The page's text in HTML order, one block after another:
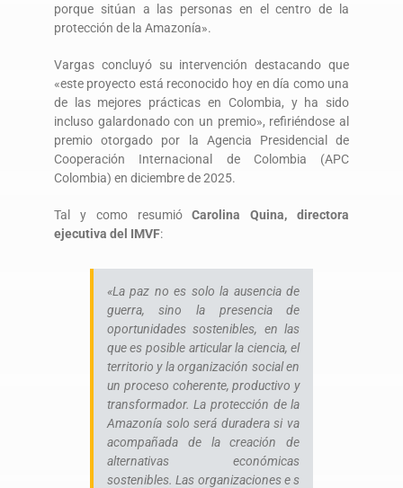
porque sitúan a las personas en el centro de la
protección de la Amazonía».
Vargas concluyó su intervención destacando que
«este proyecto está reconocido hoy en día como una
de las mejores prácticas en Colombia, y ha sido
incluso galardonado con un premio», refiriéndose al
premio otorgado por la Agencia Presidencial de
Cooperación Internacional de Colombia (APC
Colombia) en diciembre de 2025.
Tal y como resumióCarolina Quina, directora
ejecutiva del IMVF:
«La paz no es solo la ausencia de
guerra, sino la presencia de
oportunidades sostenibles, en las
que es posible articular la ciencia, el
territorio y la organización social en
un proceso coherente, productivo y
transformador. La protección de la
Amazonía solo será duradera si va
acompañada de la creación de
alternativas económicas
sostenibles. Las organizaciones e s